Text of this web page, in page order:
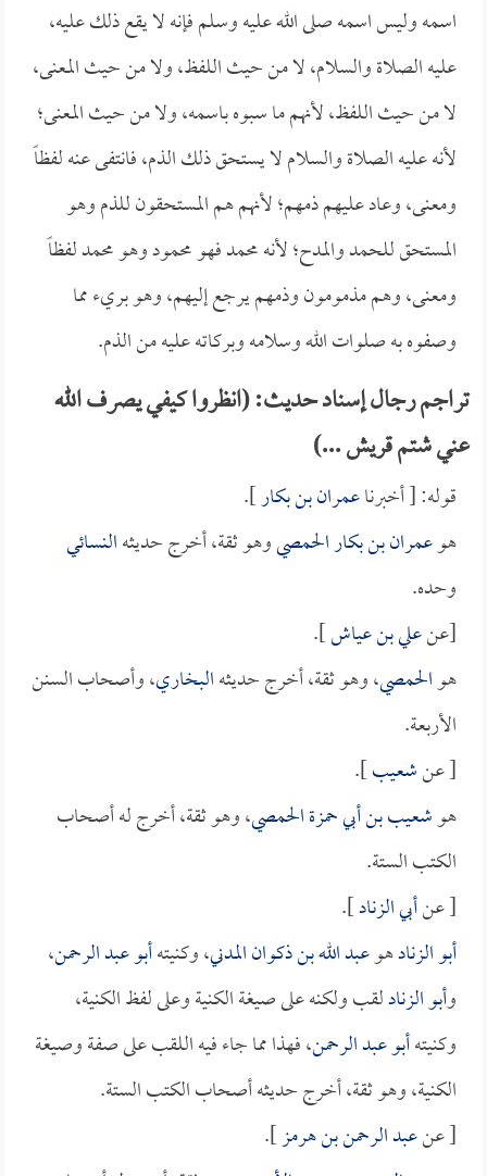
اسمه وليس اسمه صلى الله عليه وسلم فإنه لا يقع ذلك عليه،
عليه الصلاة والسلام، لا من حيث اللفظ، ولا من حيث المعنى،
لا من حيث اللفظ، لأنهم ما سبوه باسمه، ولا من حيث المعنى؛
لأنه عليه الصلاة والسلام لا يستحق ذلك الذم، فانتفى عنه لفظاً
ومعنى، وعاد عليهم ذمهم؛ لأنهم هم المستحقون للذم وهو
المستحق للحمد والمدح؛ لأنه محمد فهو محمود وهو محمد لفظاً
ومعنى، وهم مذمومون وذمهم يرجع إليهم، وهو بريء مما
وصفوه به صلوات الله وسلامه وبركاته عليه من الذم.
تراجم رجال إسناد حديث: (انظروا كيفي يصرف الله
عني شتم قريش ...)
قوله: [ أخبرناعمران بن بكار].
هوعمران بن بكار الحمصيوهو ثقة، أخرج حديثهالنسائي
وحده.
[عنعلي بن عياش].
هوالحمصي، وهو ثقة، أخرج حديثهالبخاري، وأصحاب السنن
الأربعة.
[ عنشعيب].
هوشعيب بن أبي حمزة الحمصي، وهو ثقة، أخرج له أصحاب
الكتب الستة.
[ عنأبي الزناد].
أبو الزنادهوعبد الله بن ذكوان المدني، وكنيتهأبو عبد الرحمن،
وأبو الزنادلقب ولكنه على صيغة الكنية وعلى لفظ الكنية،
وكنيتهأبو عبد الرحمن، فهذا مما جاء فيه اللقب على صفة وصيغة
الكنية، وهو ثقة، أخرج حديثه أصحاب الكتب الستة.
[ عنعبد الرحمن بن هرمز].